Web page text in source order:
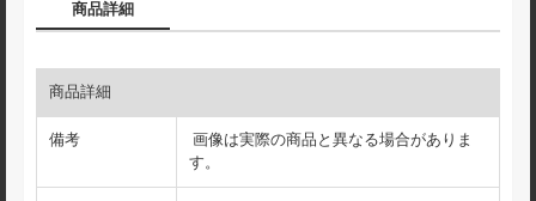
商品詳細
商品詳細
備考
画像は実際の商品と異なる場合がありま
す。